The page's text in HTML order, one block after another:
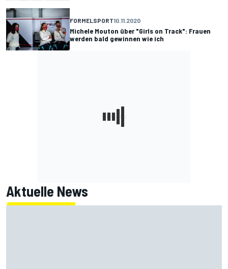
FORMELSPORT10.11.2020
Michele Mouton über "Girls on Track": Frauen
werden bald gewinnen wie ich
Aktuelle News